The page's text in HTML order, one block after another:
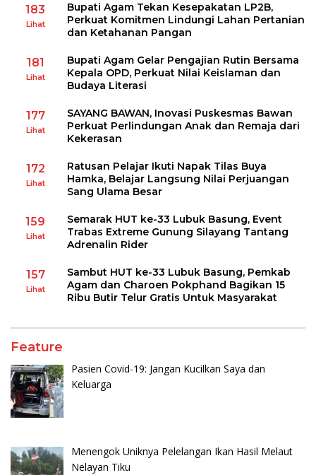
183
Lihat
Bupati Agam Tekan Kesepakatan LP2B,
Perkuat Komitmen Lindungi Lahan Pertanian
dan Ketahanan Pangan
181
Lihat
Bupati Agam Gelar Pengajian Rutin Bersama
Kepala OPD, Perkuat Nilai Keislaman dan
Budaya Literasi
177
Lihat
SAYANG BAWAN, Inovasi Puskesmas Bawan
Perkuat Perlindungan Anak dan Remaja dari
Kekerasan
172
Lihat
Ratusan Pelajar Ikuti Napak Tilas Buya
Hamka, Belajar Langsung Nilai Perjuangan
Sang Ulama Besar
159
Lihat
Semarak HUT ke-33 Lubuk Basung, Event
Trabas Extreme Gunung Silayang Tantang
Adrenalin Rider
157
Lihat
Sambut HUT ke-33 Lubuk Basung, Pemkab
Agam dan Charoen Pokphand Bagikan 15
Ribu Butir Telur Gratis Untuk Masyarakat
Feature
Pasien Covid-19: Jangan Kucilkan Saya dan
Keluarga
Menengok Uniknya Pelelangan Ikan Hasil Melaut
Nelayan Tiku